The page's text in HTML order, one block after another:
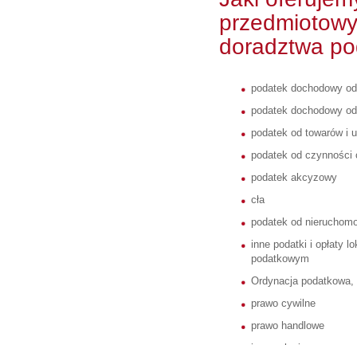
doradztwa
podatek dochodowy
podatek dochodowy
podatek od towarów i
podatek od czynności
podatek akcyzowy
cła
podatek od
inne podatki i opłaty
podatkowym
Ordynacja
prawo cywilne
prawo handlowe